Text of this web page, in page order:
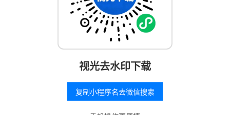
视光去水印下载
复制小程序名去微信搜索